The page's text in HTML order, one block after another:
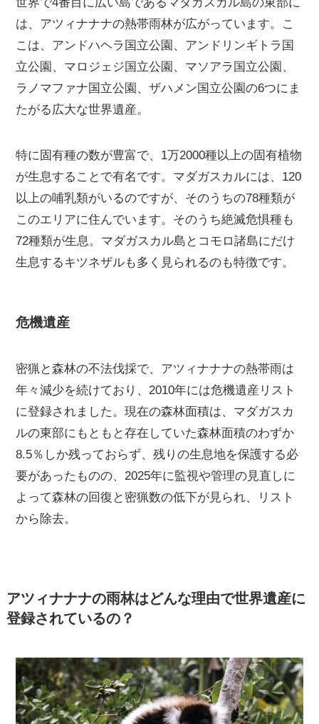
は、アツィナナナの熱帯雨林が広がっています。こ
こは、アンドハヘラ国立公園、アンドリンギトラ国
立公園、マロジェジ国立公園、マソアラ国立公園、
ラノマファナ国立公園、ザハメン国立公園の6つにま
たがる広大な世界遺産。
特に固有種の数が豊富で、1万2000種以上の固有植物
が生息することで有名です。マダガスカルには、120
以上の哺乳類がいるのですが、そのうちの78種類が
このエリアに住んでいます。そのうち絶滅危惧種も
72種類が生息。マダガスカル島とコモロ諸島にだけ
生息するキツネザルも多く見られるのも特徴です。
危機遺産
密猟と森林の不法伐採で、アツィナナナの熱帯雨は
年々減少を続けており、2010年には危機遺産リスト
に登録されました。現在の森林面積は、マダガスカ
ルの東部にもともと存在していた森林面積のわずか
8.5％しか残っておらず、残りの生息地を保護する必
要があったものの、2025年に監視や管理の見直しに
よって森林の回復と密猟数の低下が見られ、リスト
から除去。
アツィナナナの雨林はどんな理由で世界遺産に
登録されているの？